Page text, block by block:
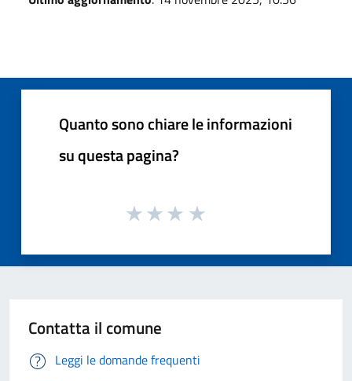
Quanto sono chiare le informazioni
su questa pagina?
Contatta il comune
Leggi le domande frequenti